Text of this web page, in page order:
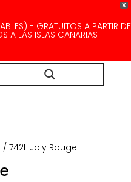
X
- GRATUITOS A PARTIR DE
A LAS ISLAS CANARIAS
742L Joly Rouge